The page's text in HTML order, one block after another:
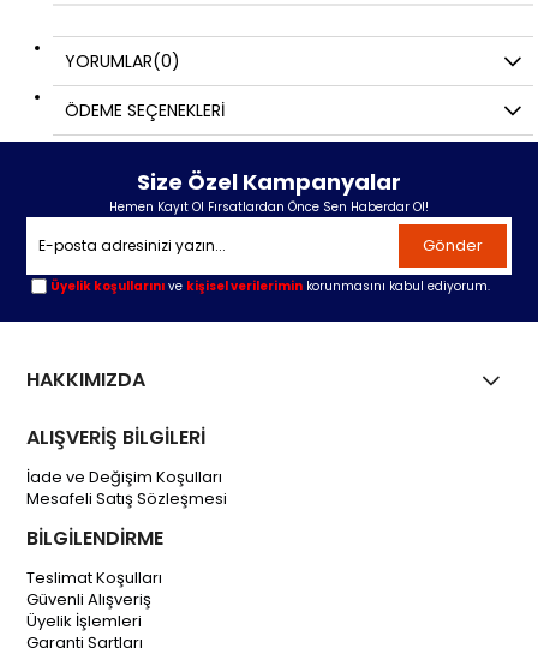
YORUMLAR(0)
ÖDEME SEÇENEKLERI
Size Özel Kampanyalar
Hemen Kayıt Ol Fırsatlardan Önce Sen Haberdar Ol!
Gönder
Üyelik koşullarını ve kişisel verilerimin korunmasını kabul ediyorum.
HAKKIMIZDA
ALIŞVERİŞ BİLGİLERİ
İade ve Değişim Koşulları
Mesafeli Satış Sözleşmesi
BİLGİLENDİRME
Teslimat Koşulları
Güvenli Alışveriş
Üyelik İşlemleri
Garanti Şartları